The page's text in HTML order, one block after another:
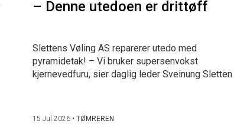
– Denne utedoen er drittøff
Slettens Vøling AS reparerer utedo med
pyramidetak! – Vi bruker supersenvokst
kjernevedfuru, sier daglig leder Sveinung Sletten.
15 Jul 2026• TØMREREN